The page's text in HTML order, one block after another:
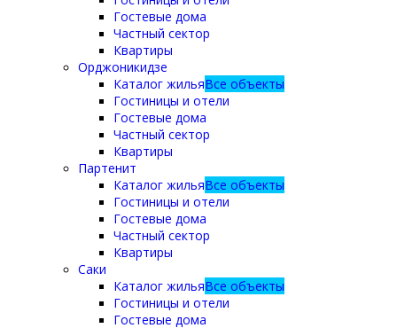
Гостевые дома
Частный сектор
Квартиры
Орджоникидзе
Каталог жильяВсе объекты
Гостиницы и отели
Гостевые дома
Частный сектор
Квартиры
Партенит
Каталог жильяВсе объекты
Гостиницы и отели
Гостевые дома
Частный сектор
Квартиры
Саки
Каталог жильяВсе объекты
Гостиницы и отели
Гостевые дома